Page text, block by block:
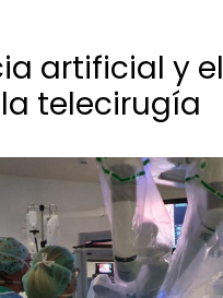
artificial y el
telecirugía